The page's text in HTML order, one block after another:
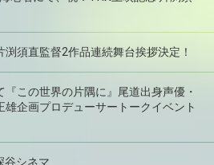
須直監督2作品連続舞台挨拶決定！
『この世界の片隅に』尾道出身声優・
企画プロデューサートークイベント
シネマ